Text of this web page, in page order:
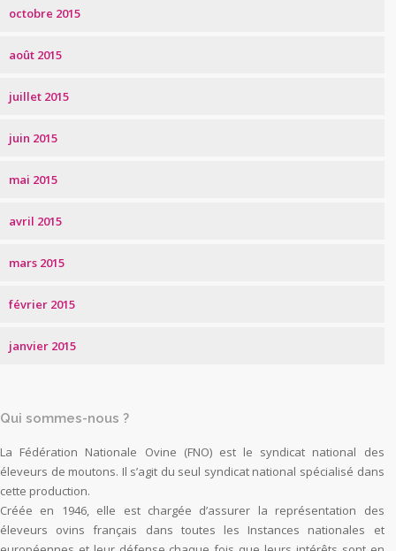
octobre 2015
août 2015
juillet 2015
juin 2015
mai 2015
avril 2015
mars 2015
février 2015
janvier 2015
Qui sommes-nous ?
La Fédération Nationale Ovine (FNO) est le syndicat national des
éleveurs de moutons. Il s’agit du seul syndicat national spécialisé dans
cette production.
Créée en 1946, elle est chargée d’assurer la représentation des
éleveurs ovins français dans toutes les Instances nationales et